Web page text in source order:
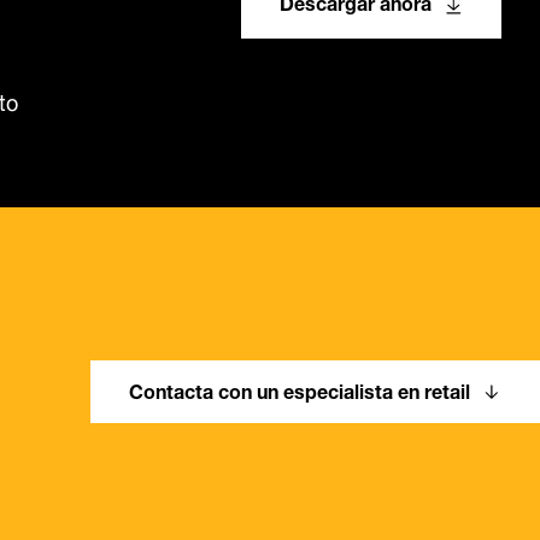
Contacta con un especialista en retail